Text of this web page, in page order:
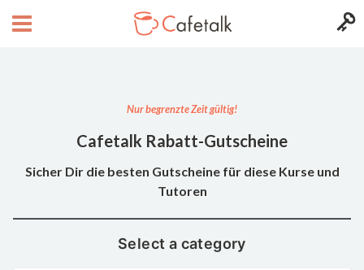
Nur begrenzte Zeit gültig!
Cafetalk Rabatt-Gutscheine
Sicher Dir die besten Gutscheine für diese Kurse und
Tutoren
Select a category